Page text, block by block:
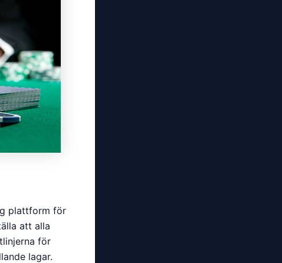
plattform för
att alla
för
lagar.